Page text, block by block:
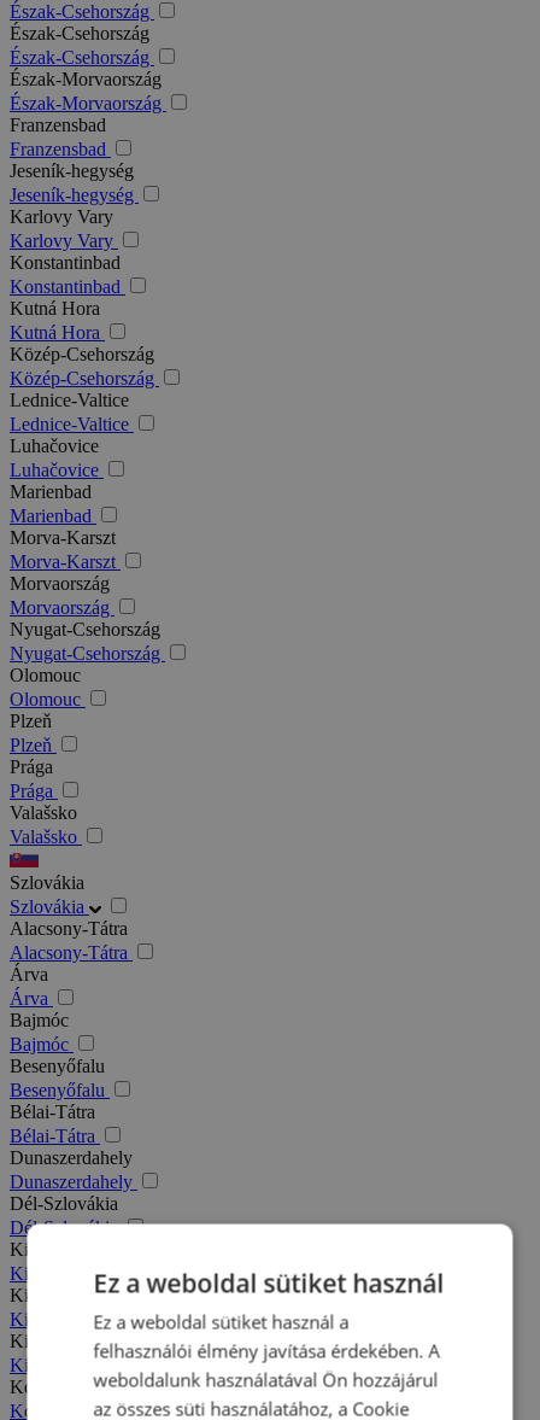
Észak-Csehország
Észak-Csehország
Észak-Csehország
Észak-Morvaország
Észak-Morvaország
Franzensbad
Franzensbad
Jeseník-hegység
Jeseník-hegység
Karlovy Vary
Karlovy Vary
Konstantinbad
Konstantinbad
Kutná Hora
Kutná Hora
Közép-Csehország
Közép-Csehország
Lednice-Valtice
Lednice-Valtice
Luhačovice
Luhačovice
Marienbad
Marienbad
Morva-Karszt
Morva-Karszt
Morvaország
Morvaország
Nyugat-Csehország
Nyugat-Csehország
Olomouc
Olomouc
Plzeň
Plzeň
Prága
Prága
Valašsko
Valašsko
Szlovákia
Szlovákia
Alacsony-Tátra
Alacsony-Tátra
Árva
Árva
Bajmóc
Bajmóc
Besenyőfalu
Besenyőfalu
Bélai-Tátra
Bélai-Tátra
Dunaszerdahely
Dunaszerdahely
Dél-Szlovákia
Dél-Szlovákia
Kis-Fátra
Kis-Fátra
Kisbélic
Kisbélic
Kiszucai-Beszkidek
Kiszucai-Beszkidek
Komárno
Komárno
Ez a weboldal sütiket használ
Ez a weboldal sütiket használ a
felhasználói élmény javítása érdekében. A
weboldalunk használatával Ön hozzájárul
az összes süti használatához, a Cookie